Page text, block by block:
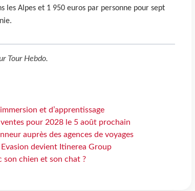
les Alpes et 1 950 euros par personne pour sept
Tour Hebdo.
et d’apprentissage
pour 2028 le 5 août prochain
auprès des agences de voyages
devient Itinerea Group
son chien et son chat ?